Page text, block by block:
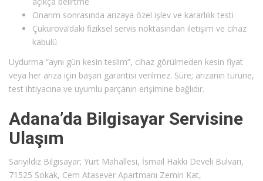
Onarım sonrasında arızaya özel işlev ve kararlılık testi
Çukurova’daki fiziksel servis noktasından iletişim ve cihaz
kabulü
Uydurma “aynı gün kesin teslim”, cihaz görülmeden kesin fiyat
veya her arıza için başarı garantisi verilmez. Süre; arızanın türüne,
test ihtiyacına ve uyumlu parçanın erişimine bağlıdır.
Adana’da Bilgisayar Servisine
Ulaşım
Sarıyıldız Bilgisayar; Yurt Mahallesi, İsmail Hakkı Develi Bulvarı,
71525 Sokak, Cem Atasever Apartmanı Zemin Kat,